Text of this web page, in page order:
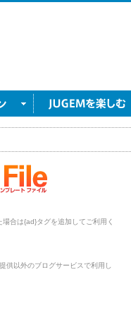
合は{ad}タグを追加してご利用く
供以外のブログサービスで利用し